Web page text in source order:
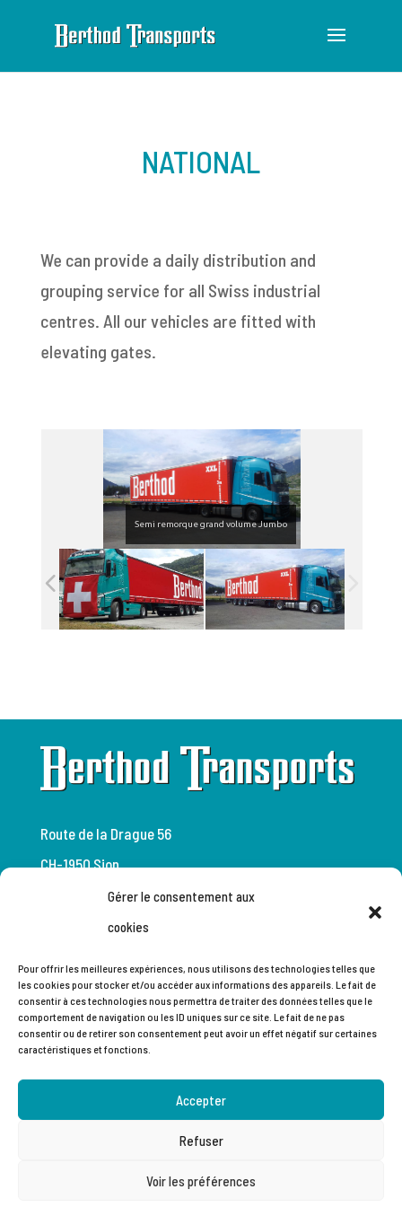
Gérer le consentement aux
cookies
Pour offrir les meilleures expériences, nous utilisons des technologies telles que
les cookies pour stocker et/ou accéder aux informations des appareils. Le fait de
consentir à ces technologies nous permettra de traiter des données telles que le
comportement de navigation ou les ID uniques sur ce site. Le fait de ne pas
consentir ou de retirer son consentement peut avoir un effet négatif sur certaines
caractéristiques et fonctions.
Accepter
Refuser
Voir les préférences
NATIONAL
We can provide a daily distribution and
grouping service for all Swiss industrial
centres. All our vehicles are fitted with
elevating gates.
Semi remorque grand volume Jumbo
Route de la Drague 56
CH-1950 Sion
dispo@berthodtransports.ch
Privacy policy
General terms and conditions of Astag